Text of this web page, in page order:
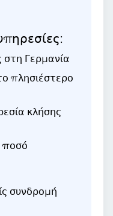
στη Γερμανία
πλησιέστερο
κλήσης
ποσό
συνδρομή